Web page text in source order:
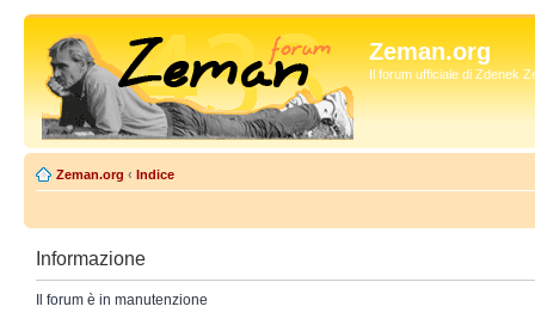
Zeman.org
Il forum ufficiale di Zdenek
Zeman.org ‹ Indice
Informazione
Il forum è in manutenzione